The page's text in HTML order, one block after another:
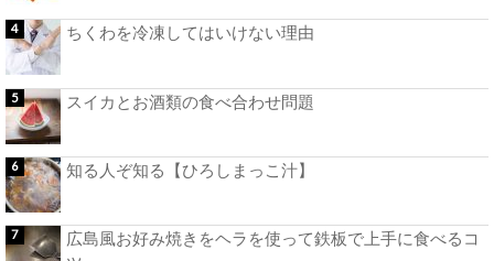
ちくわを冷凍してはいけない理由
スイカとお酒類の食べ合わせ問題
知る人ぞ知る【ひろしまっこ汁】
広島風お好み焼きをヘラを使って鉄板で上手に食べるコ